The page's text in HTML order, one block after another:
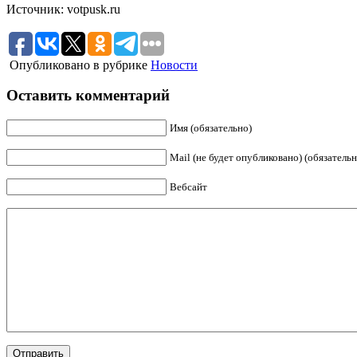
Источник: votpusk.ru
Опубликовано в рубрике Новости
Оставить комментарий
Имя (обязательно)
Mail (не будет опубликовано)
Вебсайт